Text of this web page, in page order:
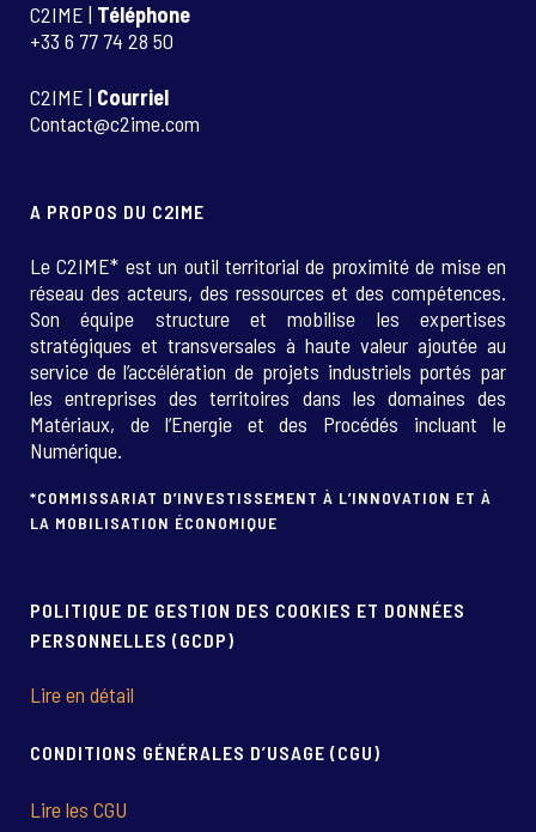
C2IME | Téléphone
+33 6 77 74 28 50
C2IME | Courriel
Contact@c2ime.com
A PROPOS DU C2IME
Le C2IME* est un outil territorial de proximité de mise en
réseau des acteurs, des ressources et des compétences.
Son équipe structure et mobilise les expertises
stratégiques et transversales à haute valeur ajoutée au
service de l’accélération de projets industriels portés par
les entreprises des territoires dans les domaines des
Matériaux, de l’Energie et des Procédés incluant le
Numérique.
*COMMISSARIAT D’INVESTISSEMENT À L’INNOVATION ET À
LA MOBILISATION ÉCONOMIQUE
POLITIQUE DE GESTION DES COOKIES ET DONNÉES
PERSONNELLES (GCDP)
Lire en détail
CONDITIONS GÉNÉRALES D’USAGE (CGU)
Lire les CGU